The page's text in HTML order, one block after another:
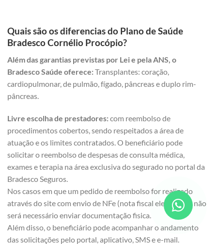
Quais são os diferencias do Plano de Saúde
Bradesco Cornélio Procópio?
Além das garantias previstas por Lei e pela ANS, o
Bradesco Saúde oferece:Transplantes: coração,
cardiopulmonar, de pulmão, fígado, pâncreas e duplo rim-
pâncreas.
Livre escolha de prestadores:com reembolso de
procedimentos cobertos, sendo respeitados a área de
atuação e os limites contratados. O beneficiário pode
solicitar o reembolso de despesas de consulta médica,
exames e terapia na área exclusiva do segurado no portal da
Bradesco Seguros.
Nos casos em que um pedido de reembolso for realizado
através do site com envio de NFe (nota fiscal eletrônica), não
será necessário enviar documentação fisica.
Além disso, o beneficiário pode acompanhar o andamento
das solicitações pelo portal, aplicativo, SMS e e-mail.